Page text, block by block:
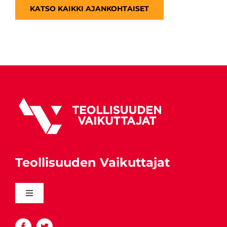
KATSO KAIKKI AJANKOHTAISET
Teollisuuden Vaikuttajat
Toggle
Katso yhteystiedot